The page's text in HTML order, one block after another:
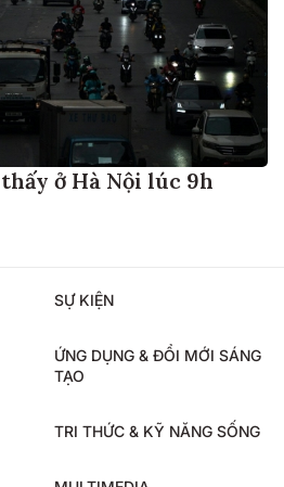
ở Hà Nội lúc 9h
SỰ KIỆN
ỨNG DỤNG & ĐỔI MỚI SÁNG
TẠO
TRI THỨC & KỸ NĂNG SỐNG